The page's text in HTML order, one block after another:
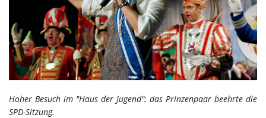
Hoher Besuch im "Haus der Jugend": das Prinzenpaar beehrte die
SPD-Sitzung.